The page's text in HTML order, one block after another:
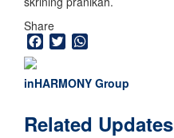
Share
Facebook
Twitter
inHARMONY Group
Related Updates